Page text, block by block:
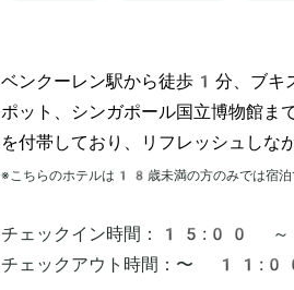
ベンクーレン駅から徒歩1分、ブキ
ポット、シンガポール国立博物館
を付帯しており、リフレッシュしな
※こちらのホテルは 18 歳未満の方のみでは宿泊
チェックイン時間：
15:00 ～
チェックアウト時間： 〜